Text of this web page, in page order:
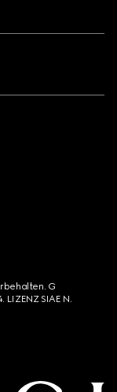
G
SIAE N.